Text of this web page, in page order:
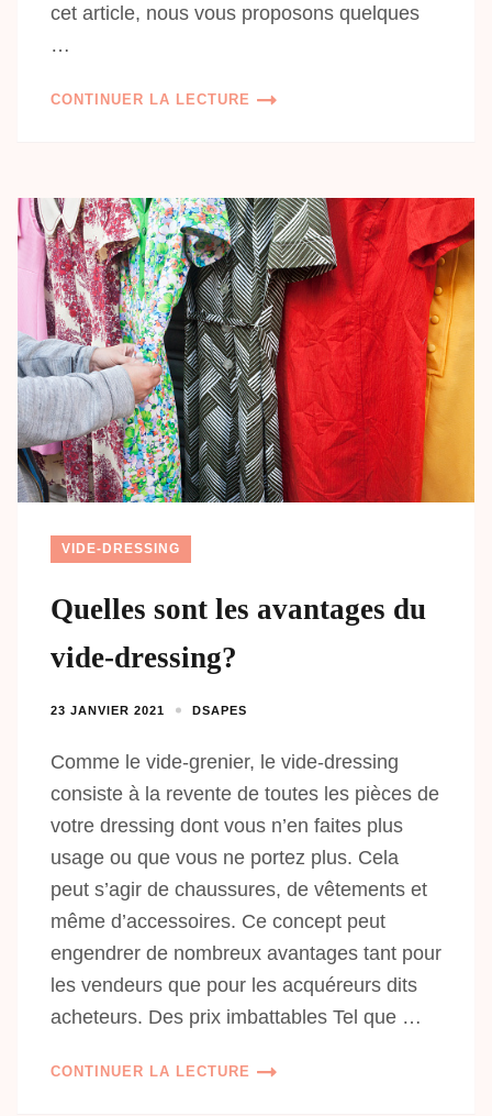
cet article, nous vous proposons quelques
…
CONTINUER LA LECTURE
VIDE-DRESSING
Quelles sont les avantages du
vide-dressing?
23 JANVIER 2021 DSAPES
Comme le vide-grenier, le vide-dressing
consiste à la revente de toutes les pièces de
votre dressing dont vous n’en faites plus
usage ou que vous ne portez plus. Cela
peut s’agir de chaussures, de vêtements et
même d’accessoires. Ce concept peut
engendrer de nombreux avantages tant pour
les vendeurs que pour les acquéreurs dits
acheteurs. Des prix imbattables Tel que …
CONTINUER LA LECTURE